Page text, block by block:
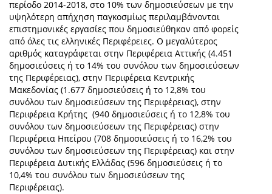
περίοδο 2014-2018, στο 10% των δημοσιεύσεων με την
υψηλότερη απήχηση παγκοσμίως περιλαμβάνονται
επιστημονικές εργασίες που δημοσιεύθηκαν από φορείς
από όλες τις ελληνικές Περιφέρειες. Ο μεγαλύτερος
αριθμός καταγράφεται στην Περιφέρεια Αττικής (4.451
δημοσιεύσεις ή το 14% του συνόλου των δημοσιεύσεων
της Περιφέρειας), στην Περιφέρεια Κεντρικής
Μακεδονίας (1.677 δημοσιεύσεις ή το 12,8% του
συνόλου των δημοσιεύσεων της Περιφέρειας), στην
Περιφέρεια Κρήτης (940 δημοσιεύσεις ή το 12,8% του
συνόλου των δημοσιεύσεων της Περιφέρειας) στην
Περιφέρεια Ηπείρου (708 δημοσιεύσεις ή το 16,2% του
συνόλου των δημοσιεύσεων της Περιφέρειας) και στην
Περιφέρεια Δυτικής Ελλάδας (596 δημοσιεύσεις ή το
10,4% του συνόλου των δημοσιεύσεων της
Περιφέρειας).